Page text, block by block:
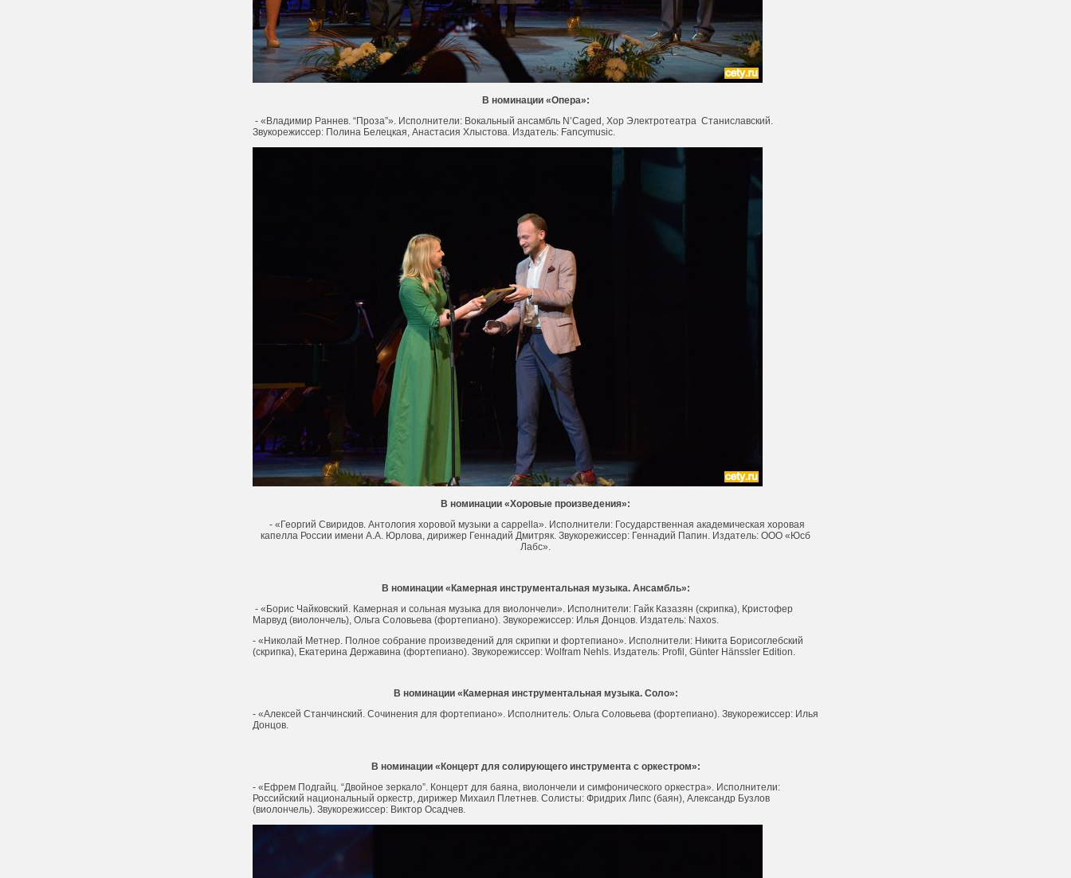
В номинации «Опера»:
- «Владимир Раннев. “Проза”». Исполнители: Вокальный ансамбль N’Caged, Хор Электротеатра Станиславский.
Звукорежиссер: Полина Белецкая, Анастасия Хлыстова. Издатель: Fancymusiс.
В номинации «Хоровые произведения»:
- «Георгий Свиридов. Антология хоровой музыки a caрреlla». Исполнители: Государственная академическая хоровая
капелла России имени А.А. Юрлова, дирижер Геннадий Дмитряк. Звукорежиссер: Геннадий Папин. Издатель: ООО «Юсб
Лабс».
В номинации «Камерная инструментальная музыка. Ансамбль»:
- «Борис Чайковский. Камерная и сольная музыка для виолончели». Исполнители: Гайк Казазян (скрипка), Кристофер
Марвуд (виолончель), Ольга Соловьева (фортепиано). Звукорежиссер: Илья Донцов. Издатель: Naxos.
- «Николай Метнер. Полное собрание произведений для скрипки и фортепиано». Исполнители: Никита Борисоглебский
(скрипка), Екатерина Державина (фортепиано). Звукорежиссер: Wolfram Nehls. Издатель: Profil, Günter Hänssler Edition.
В номинации «Камерная инструментальная музыка. Соло»:
- «Алексей Станчинский. Сочинения для фортепиано». Исполнитель: Ольга Соловьева (фортепиано). Звукорежиссер: Илья
Донцов.
В номинации «Концерт для солирующего инструмента с оркестром»:
- «Ефрем Подгайц. “Двойное зеркало”. Концерт для баяна, виолончели и симфонического оркестра». Исполнители:
Российский национальный оркестр, дирижер Михаил Плетнев. Солисты: Фридрих Липс (баян), Александр Бузлов
(виолончель). Звукорежиссер: Виктор Осадчев.